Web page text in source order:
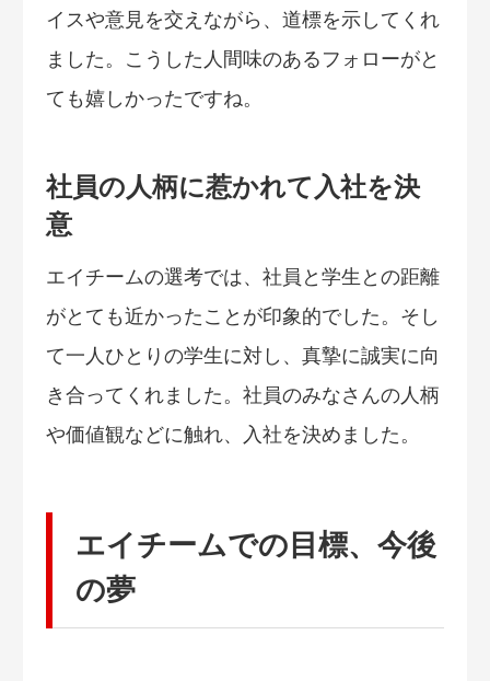
イスや意見を交えながら、道標を示してくれ
ました。こうした人間味のあるフォローがと
ても嬉しかったですね。
社員の人柄に惹かれて入社を決
意
エイチームの選考では、社員と学生との距離
がとても近かったことが印象的でした。そし
て一人ひとりの学生に対し、真摯に誠実に向
き合ってくれました。社員のみなさんの人柄
や価値観などに触れ、入社を決めました。
エイチームでの目標、今後
の夢